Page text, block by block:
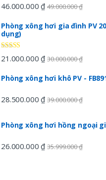
46.000.000₫ 49.000.000₫
Phòng xông hơi gia đình PV
dụng)
Được xếp
hạng5.005
21.000.000₫ 30.000.000₫
Phòng xông hơi khô PV -
28.500.000₫ 39.000.000₫
Phòng xông hơi hồng ngoại
26.000.000₫ 35.999.000₫